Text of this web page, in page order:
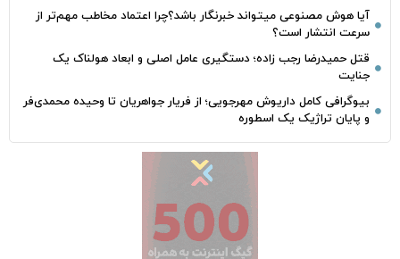
آیا هوش مصنوعی میتواند خبرنگار باشد؟چرا اعتماد مخاطب مهم‌تر از
سرعت انتشار است؟
قتل حمیدرضا رجب‌ زاده؛ دستگیری عامل اصلی و ابعاد هولناک یک
جنایت
بیوگرافی کامل داریوش مهرجویی؛ از فریار جواهریان تا وحیده محمدی‌فر
و پایان تراژیک یک اسطوره